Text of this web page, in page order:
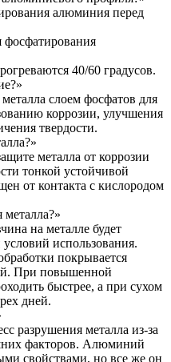
алюминия перед
фосфатирования
40/60 градусов.
слоем фосфатов для
коррозии, улучшения
твердости.
металла от коррозии
тонкой устойчивой
от контакта с кислородом
металла?»
на металле будет
условий использования.
покрывается
При повышенной
быстрее, а при сухом
дней.
разрушения металла из-за
факторов. Алюминий
свойствами, но все же он